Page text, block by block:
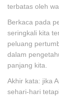
terbatas oleh
Berkaca pada
seringkali kita
peluang
dalam
panjang kita.
Akhir kata: jika
sehari-hari